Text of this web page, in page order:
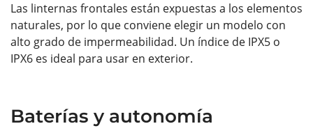
Las linternas frontales están expuestas a los elementos
naturales, por lo que conviene elegir un modelo con
alto grado de impermeabilidad. Un índice de IPX5 o
IPX6 es ideal para usar en exterior.
Baterías y autonomía